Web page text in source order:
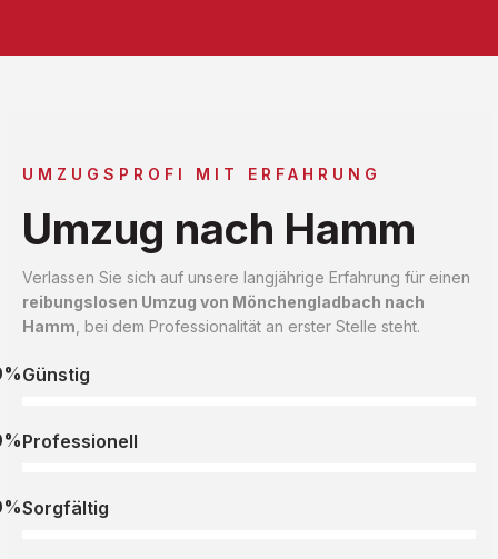
UMZUGSPROFI MIT ERFAHRUNG
Umzug nach Hamm
Verlassen Sie sich auf unsere langjährige Erfahrung für einen
reibungslosen Umzug von Mönchengladbach nach
Hamm , bei dem Professionalität an erster Stelle steht.
Günstig
Professionell
Sorgfältig